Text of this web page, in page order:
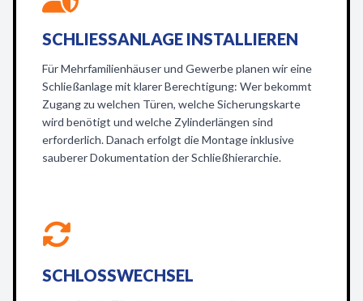
SCHLIESSANLAGE INSTALLIEREN
Für Mehrfamilienhäuser und Gewerbe planen wir eine
Schließanlage mit klarer Berechtigung: Wer bekommt
Zugang zu welchen Türen, welche Sicherungskarte
wird benötigt und welche Zylinderlängen sind
erforderlich. Danach erfolgt die Montage inklusive
sauberer Dokumentation der Schließhierarchie.
SCHLOSSWECHSEL